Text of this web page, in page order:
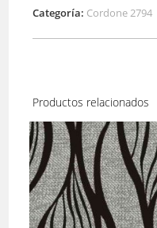
Categoría: Cordone 2794
Productos relacionados